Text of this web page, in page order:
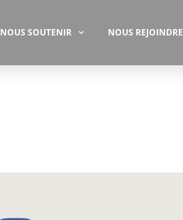
NOUS SOUTENIR NOUS REJOINDRE